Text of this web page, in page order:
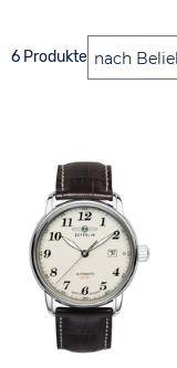
6 Produkte